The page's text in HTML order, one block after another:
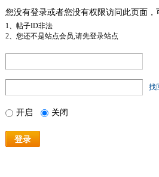
您没有登录或者您没有权限访问此页面
1、帖子ID非法
2、您还不是站点会员,请先登录站点
找
开启 关闭
登录